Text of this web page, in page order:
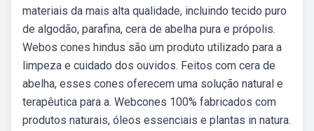
materiais da mais alta qualidade, incluindo tecido puro
de algodão, parafina, cera de abelha pura e própolis.
Webos cones hindus são um produto utilizado para a
limpeza e cuidado dos ouvidos. Feitos com cera de
abelha, esses cones oferecem uma solução natural e
terapêutica para a. Webcones 100% fabricados com
produtos naturais, óleos essenciais e plantas in natura.